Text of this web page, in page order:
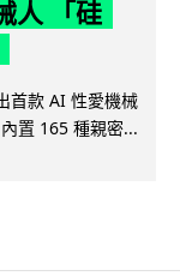
人 「硅
首款 AI 性愛機械
置 165 種親密...